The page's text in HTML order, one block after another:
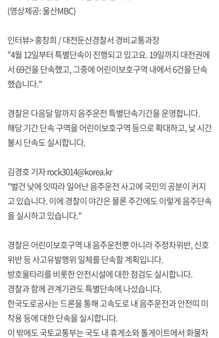
(영상제공: 울산MBC)
인터뷰> 홍창희 / 대전둔산경찰서 경비교통과장
"4월 12일부터 특별단속이 진행되고 있고요. 19일까지 대전권에
서 69건을 단속했고, 그중에 어린이보호구역 내에서 6건을 단속
했습니다."
경찰은 다음달 말까지 음주운전 특별단속기간을 운영합니다.
해당 기간 단속 구역을 어린이보호구역 등으로 확대하고, 낮 시간
불시 단속도 실시합니다.
김경호 기자 rock3014@korea.kr
"벌건 낮에 잇따라 일어난 음주운전 사고에 국민의 공분이 커지
고 있습니다. 이에 경찰이 야간은 물론 주간에도 이렇게 음주단속
을 실시하고 있습니다."
경찰은 어린이보호구역 내 음주운전뿐 아니라 주정차위반, 신호
위반 등 사고유발행위 일체를 단속할 계획입니다.
방호울타리를 비롯한 안전시설에 대한 점검도 실시합니다.
경찰과 함께 관계기관도 특별단속에 나섰습니다.
한국도로공사는 드론을 통해 고속도로 내 음주운전과 안전띠 미
착용 등에 대한 단속을 실시합니다.
이 밖에도 국토교통부는 국도 내 휴게소와 톨게이트에서 화물차